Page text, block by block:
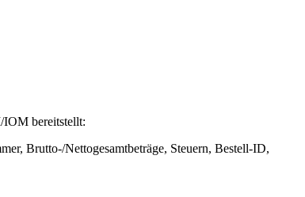
IOM bereitstellt:
Brutto-/Nettogesamtbeträge, Steuern, Bestell-ID,